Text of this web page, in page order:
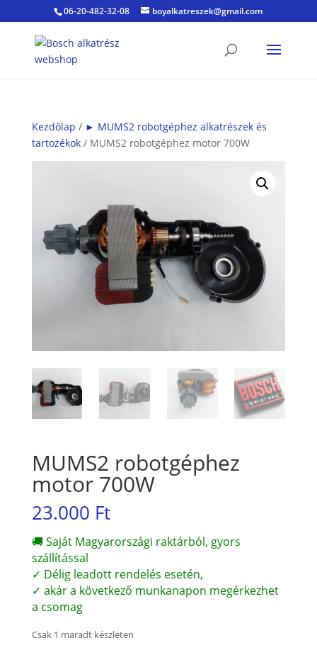
06-20-482-32-08 boyalkatreszek@gmail.com
Kezdőlap / ► MUMS2 robotgéphez alkatrészek és
tartozékok/ MUMS2 robotgéphez motor 700W
MUMS2 robotgéphez
motor 700W
23.000 Ft
🚚 Saját Magyarországi raktárból, gyors
szállítással
✓ Délig leadott rendelés esetén,
✓ akár a következő munkanapon megérkezhet
a csomag
Csak 1 maradt készleten